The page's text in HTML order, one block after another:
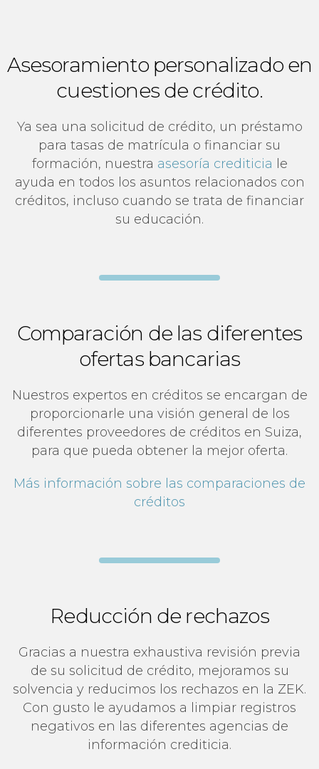
Asesoramiento personalizado en
cuestiones de crédito.
Ya sea una solicitud de crédito, un préstamo
para tasas de matrícula o financiar su
formación, nuestra asesoría crediticia le
ayuda en todos los asuntos relacionados con
créditos, incluso cuando se trata de financiar
su educación.
Comparación de las diferentes
ofertas bancarias
Nuestros expertos en créditos se encargan de
proporcionarle una visión general de los
diferentes proveedores de créditos en Suiza,
para que pueda obtener la mejor oferta.
Más información sobre las comparaciones de
créditos
Reducción de rechazos
Gracias a nuestra exhaustiva revisión previa
de su solicitud de crédito, mejoramos su
solvencia y reducimos los rechazos en la ZEK.
Con gusto le ayudamos a limpiar registros
negativos en las diferentes agencias de
información crediticia.